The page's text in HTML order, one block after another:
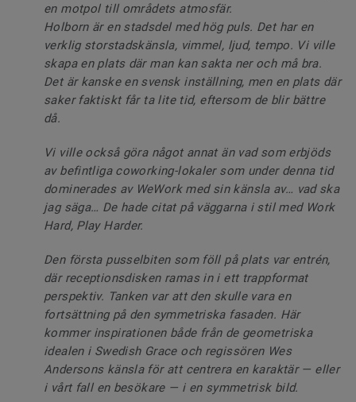
en motpol till områdets atmosfär.
Holborn är en stadsdel med hög puls. Det har en
verklig storstadskänsla, vimmel, ljud, tempo. Vi ville
skapa en plats där man kan sakta ner och må bra.
Det är kanske en svensk inställning, men en plats där
saker faktiskt får ta lite tid, eftersom de blir bättre
då.
Vi ville också göra något annat än vad som erbjöds
av befintliga coworking-lokaler som under denna tid
dominerades av WeWork med sin känsla av… vad ska
jag säga… De hade citat på väggarna i stil med Work
Hard, Play Harder.
Den första pusselbiten som föll på plats var entrén,
där receptionsdisken ramas in i ett trappformat
perspektiv. Tanken var att den skulle vara en
fortsättning på den symmetriska fasaden. Här
kommer inspirationen både från de geometriska
idealen i Swedish Grace och regissören Wes
Andersons känsla för att centrera en karaktär — eller
i vårt fall en besökare — i en symmetrisk bild.